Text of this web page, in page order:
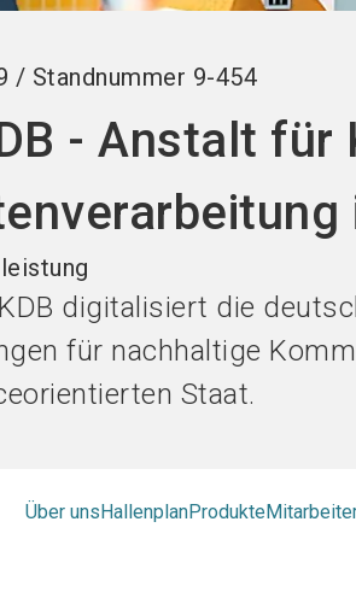
/ Standnummer 9-454
- Anstalt für
digitalisiert die
für nachhaltige
Staat.
Über unsHallenplanProdukte